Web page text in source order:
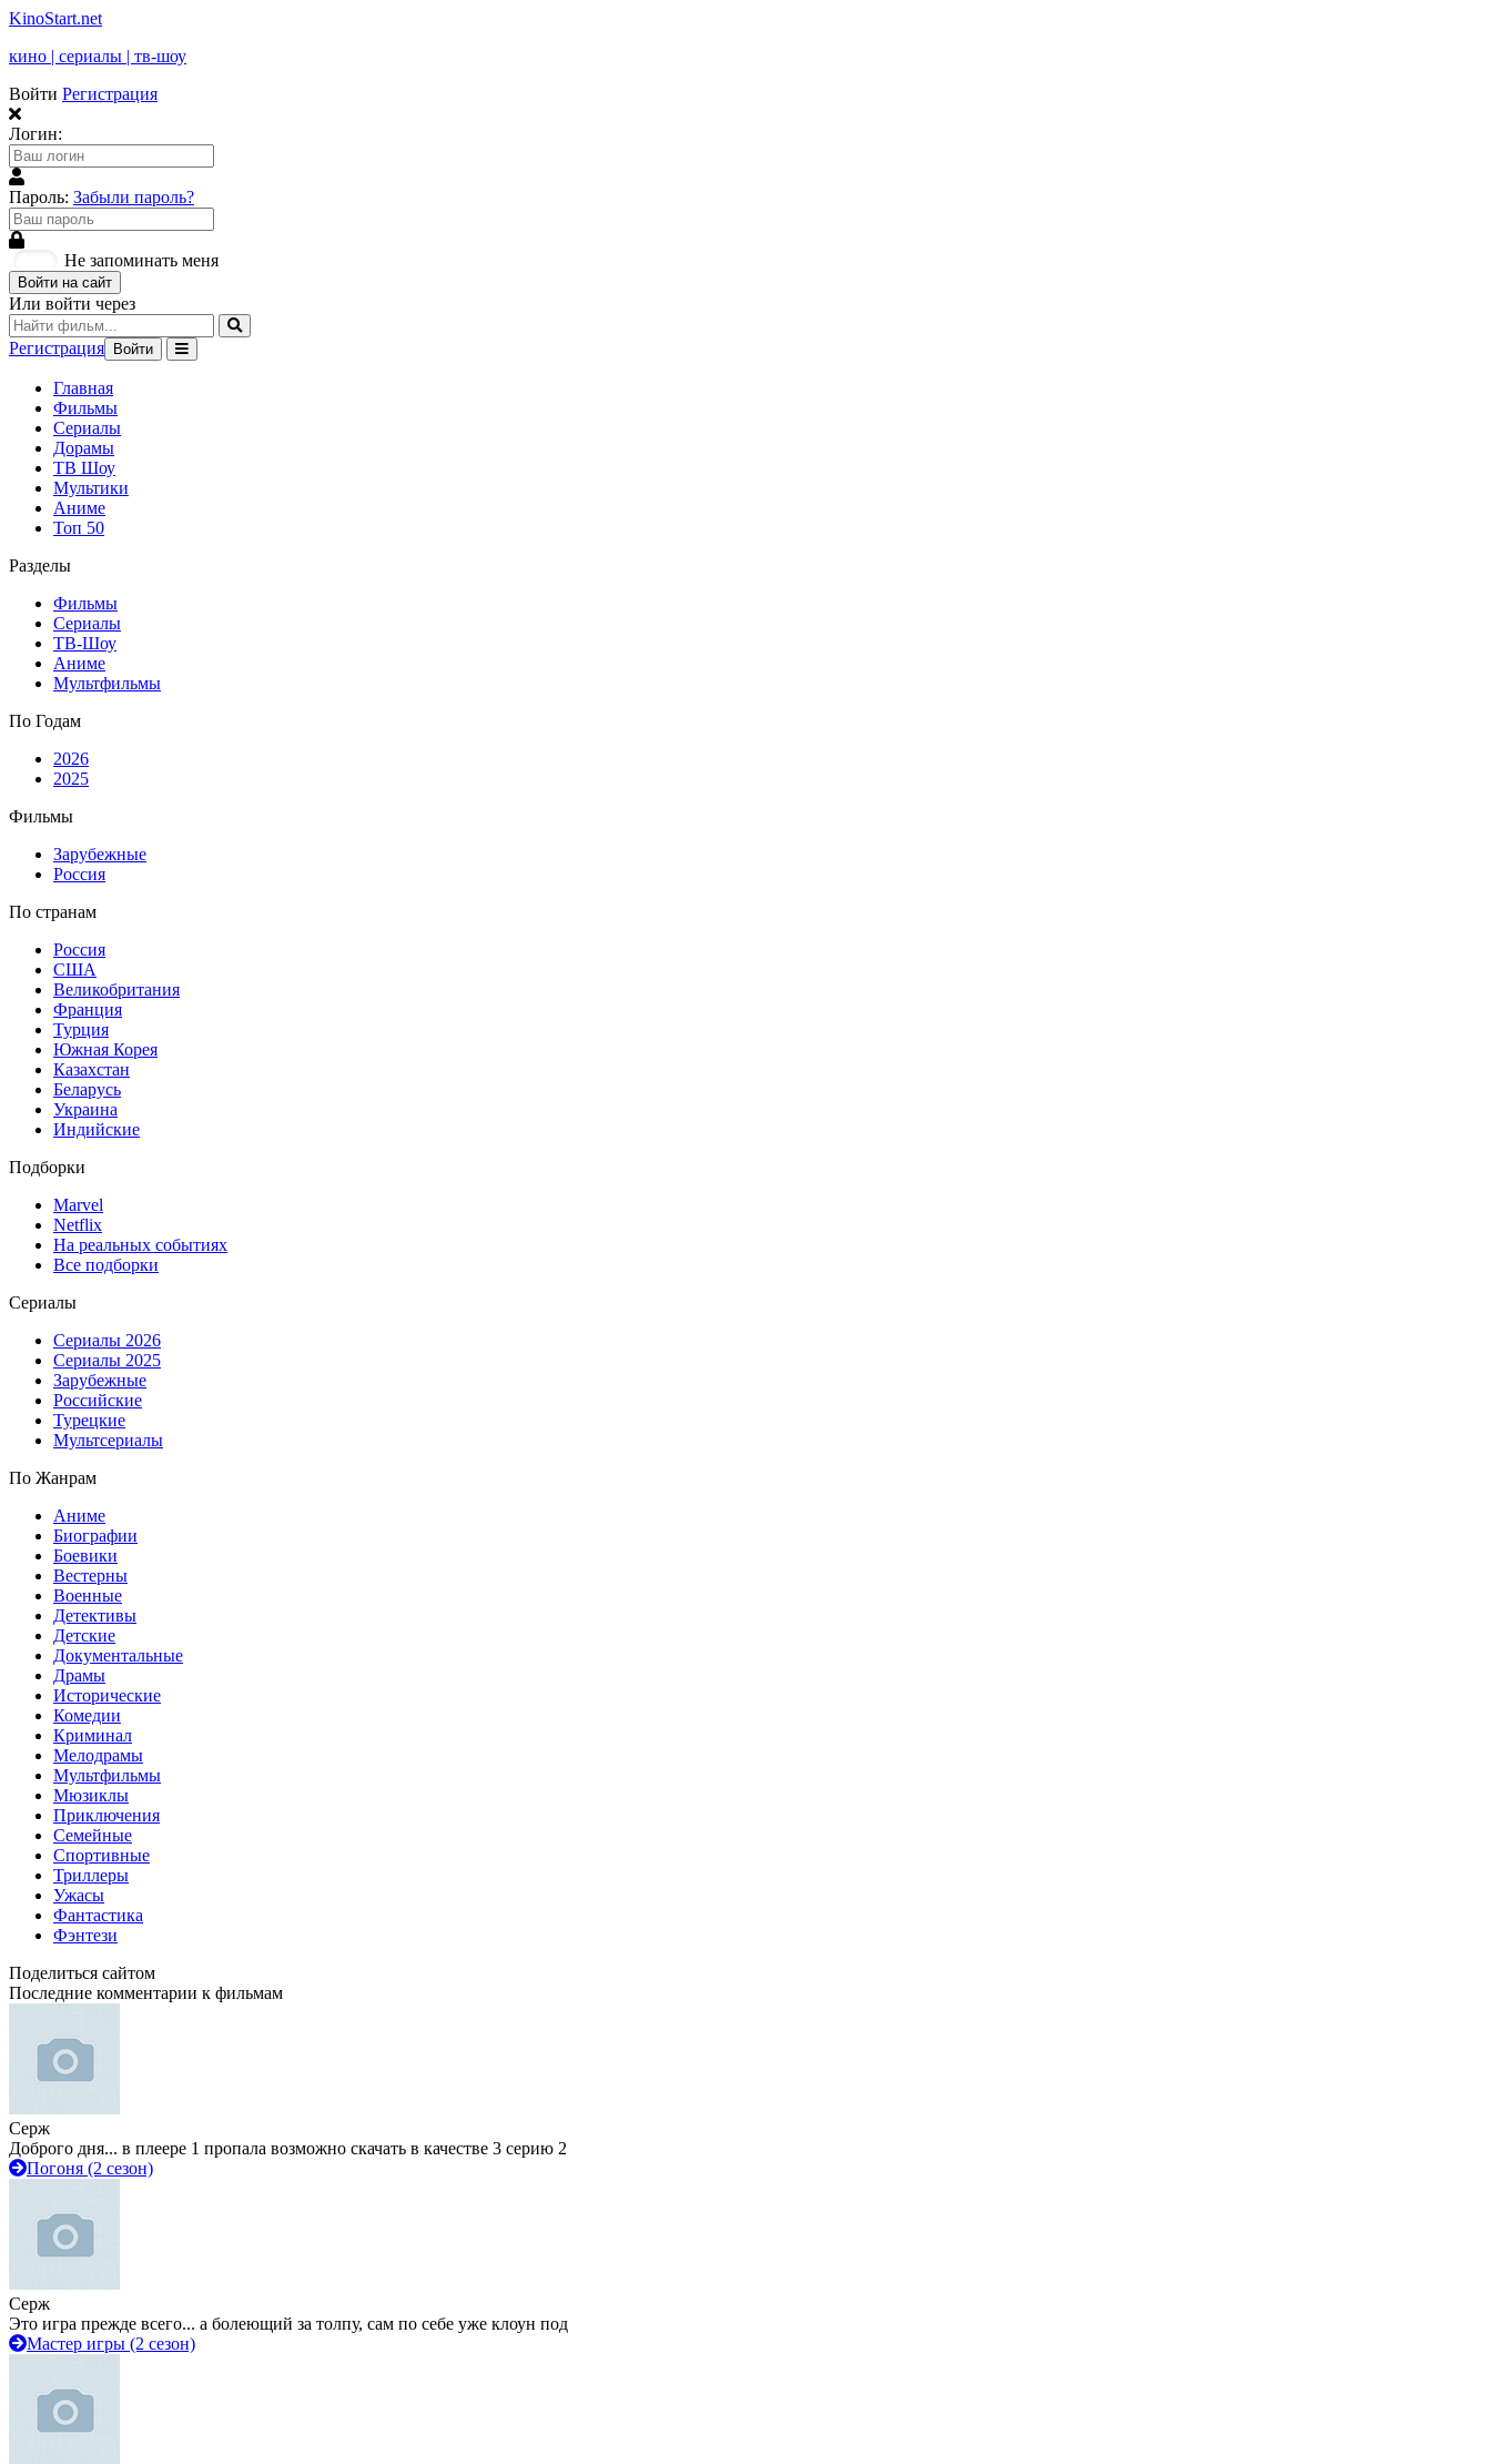
KinoStart.net
кино | сериалы | тв-шоу
Войти Регистрация
Логин:
Пароль: Забыли пароль?
Не запоминать меня
Войти на сайт
Или войти через
Регистрация Войти
Главная
Фильмы
Сериалы
Дорамы
ТВ Шоу
Мультики
Аниме
Топ 50
Разделы
Фильмы
Сериалы
ТВ-Шоу
Аниме
Мультфильмы
По Годам
2026
2025
Фильмы
Зарубежные
Россия
По странам
Россия
США
Великобритания
Франция
Турция
Южная Корея
Казахстан
Беларусь
Украина
Индийские
Подборки
Marvel
Netflix
На реальных событиях
Все подборки
Сериалы
Сериалы 2026
Сериалы 2025
Зарубежные
Российские
Турецкие
Мультсериалы
По Жанрам
Аниме
Биографии
Боевики
Вестерны
Военные
Детективы
Детские
Документальные
Драмы
Исторические
Комедии
Криминал
Мелодрамы
Мультфильмы
Мюзиклы
Приключения
Семейные
Спортивные
Триллеры
Ужасы
Фантастика
Фэнтези
Поделиться сайтом
Последние комментарии к фильмам
Серж
Доброго дня... в плеере 1 пропала возможно скачать в качестве 3 серию 2
Погоня (2 сезон)
Серж
Это игра прежде всего... а болеющий за толпу, сам по себе уже клоун под
Мастер игры (2 сезон)